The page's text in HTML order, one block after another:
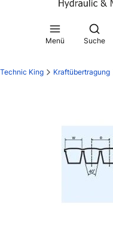
Menü Suche
Technic King Kraftübertragung